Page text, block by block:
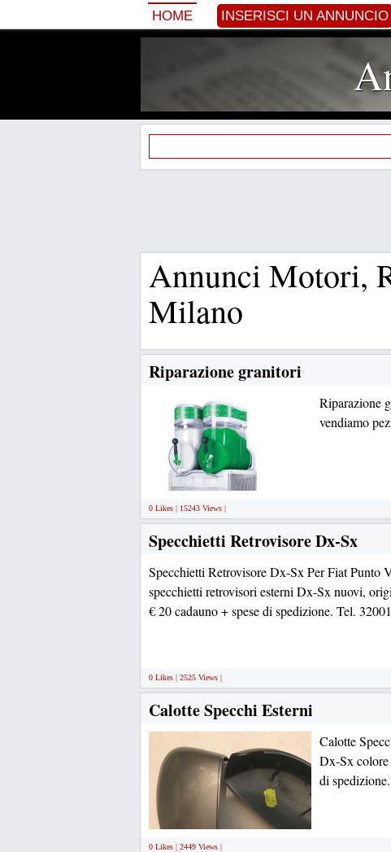
HOME INSERISCI UN ANNUNCIO
Annunci Motori,
Milano
Riparazione granitori
Riparazione
vendiamo
0 Likes | 15243 Views |
Specchietti Retrovisore Dx-Sx
Specchietti Retrovisore Dx-Sx Per Fiat Punto
specchietti retrovisori esterni Dx-Sx nuovi,
€ 20 cadauno + spese di spedizione. Tel.
0 Likes | 2525 Views |
Calotte Specchi Esterni
Calotte
Dx-Sx colore
di
0 Likes | 2449 Views |